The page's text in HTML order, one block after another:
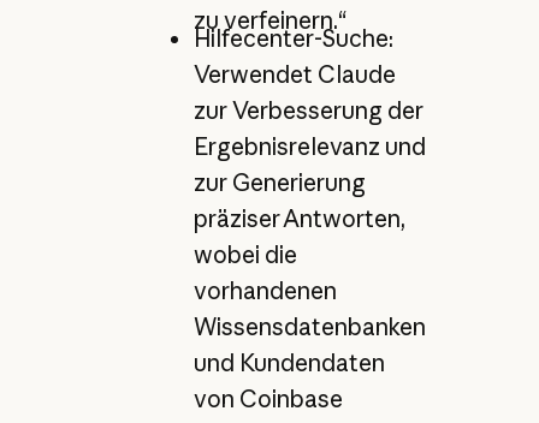
zu verfeinern.“
Hilfecenter-Suche:
Verwendet Claude
zur Verbesserung der
Ergebnisrelevanz und
zur Generierung
präziser Antworten,
wobei die
vorhandenen
Wissensdatenbanken
und Kundendaten
von Coinbase